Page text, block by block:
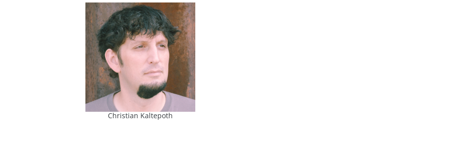
Christian Kaltepoth